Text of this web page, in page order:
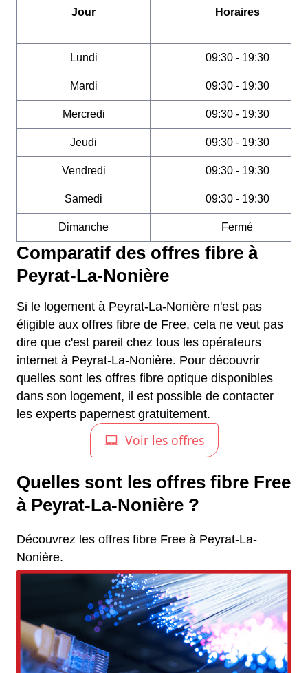
Jour Horaires
Lundi 09:30 - 19:30
Mardi 09:30 - 19:30
Mercredi 09:30 - 19:30
Jeudi 09:30 - 19:30
Vendredi 09:30 - 19:30
Samedi 09:30 - 19:30
Dimanche Fermé
Comparatif des offres fibre à
Peyrat-La-Nonière
Si le logement à Peyrat-La-Nonière n'est pas
éligible aux offres fibre de Free, cela ne veut pas
dire que c'est pareil chez tous les opérateurs
internet à Peyrat-La-Nonière. Pour découvrir
quelles sont les offres fibre optique disponibles
dans son logement, il est possible de contacter
les experts papernest gratuitement.
Quelles sont les offres fibre Free
à Peyrat-La-Nonière ?
Découvrez les offres fibre Free à Peyrat-La-
Nonière.